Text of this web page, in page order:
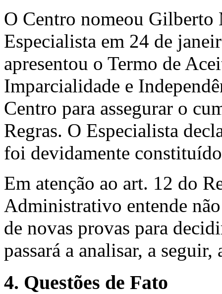
O Centro nomeou
Especialista em 24 de
apresentou o Termo de
Imparcialidade e
Centro para assegurar o
Regras. O Especialista
foi devidamente
Em atenção ao art. 12 do
Administrativo entende
de novas provas para
passará a analisar, a
4. Questões de Fato